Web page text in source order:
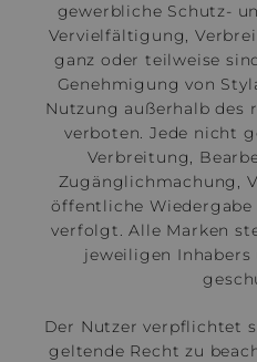
gewerbliche Schutz-
Vervielfältigung,
ganz oder teilweise
Genehmigung von
Nutzung außerhalb des
verboten. Jede nicht
Verbreitung,
Zugänglichmachung,
öffentliche
verfolgt. Alle Marken
jeweiligen Inhabers
Der Nutzer verpflichtet
geltende Recht zu